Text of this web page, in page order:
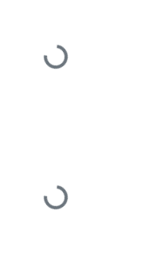
Loading...
Loading...